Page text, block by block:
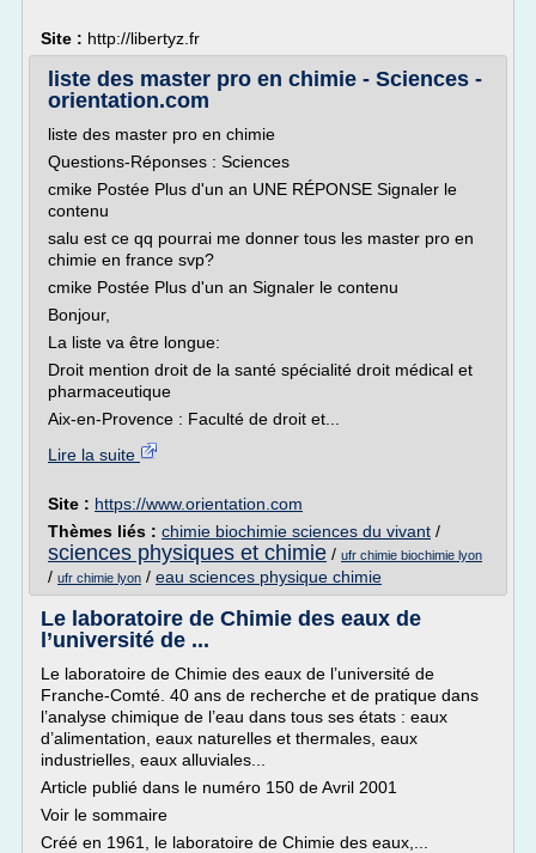
Site : http://libertyz.fr
liste des master pro en chimie - Sciences -
orientation.com
liste des master pro en chimie
Questions-Réponses : Sciences
cmike Postée Plus d'un an UNE RÉPONSE Signaler le
contenu
salu est ce qq pourrai me donner tous les master pro en
chimie en france svp?
cmike Postée Plus d'un an Signaler le contenu
Bonjour,
La liste va être longue:
Droit mention droit de la santé spécialité droit médical et
pharmaceutique
Aix-en-Provence : Faculté de droit et...
Lire la suite
Site : https://www.orientation.com
Thèmes liés : chimie biochimie sciences du vivant /
sciences physiques et chimie / ufr chimie biochimie lyon
/ ufr chimie lyon / eau sciences physique chimie
Le laboratoire de Chimie des eaux de
l’université de ...
Le laboratoire de Chimie des eaux de l’université de
Franche-Comté. 40 ans de recherche et de pratique dans
l’analyse chimique de l’eau dans tous ses états : eaux
d’alimentation, eaux naturelles et thermales, eaux
industrielles, eaux alluviales...
Article publié dans le numéro 150 de Avril 2001
Voir le sommaire
Créé en 1961, le laboratoire de Chimie des eaux,...